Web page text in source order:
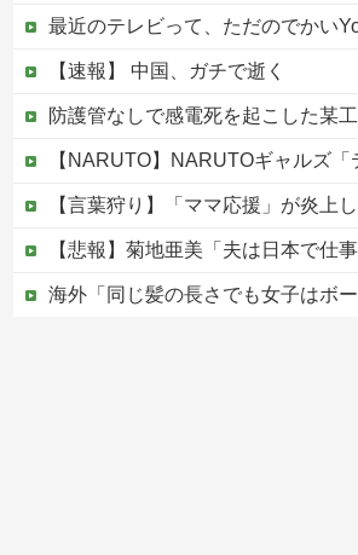
最近のテレビって、ただのでかいYouTube
【速報】 中国、ガチで逝く
防護管なしで感電死を起こした某工務店、「そんな危険な現場お断りしますわ!と断っ
【NARUTO】NARUTOギャルズ「テンテン再販)」フ
【言葉狩り】「ママ応援」が炎上して謝
【悲報】菊地亜美「夫は日本で仕事、私と子供はマレーシア、夫は
海外「同じ髪の長さでも女子はボーイッシュ、男子は女っぽい扱いになる」